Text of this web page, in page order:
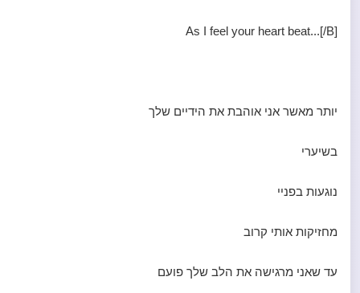
As I feel your heart beat...[/B]
יותר מאשר אני אוהבת את הידיים שלך
בשיערי
נוגעות בפניי
מחזיקות אותי קרוב
עד שאני מרגישה את הלב שלך פועם